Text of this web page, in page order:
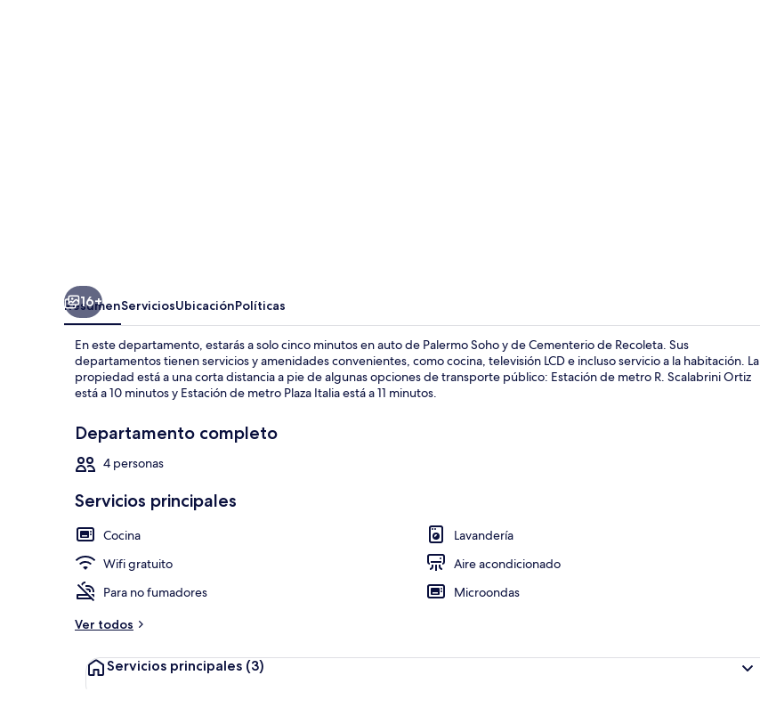
16+
ResumenServiciosUbicaciónPolíticas
En este departamento, estarás a solo cinco minutos en auto de Palermo Soho y de Cementerio de Recoleta. Sus
departamentos tienen servicios y amenidades convenientes, como cocina, televisión LCD e incluso servicio a la habitación. La
propiedad está a una corta distancia a pie de algunas opciones de transporte público: Estación de metro R. Scalabrini Ortiz
está a 10 minutos y Estación de metro Plaza Italia está a 11 minutos.
Departamento completo
4 personas
Servicios principales
Cocina
Lavandería
Wifi gratuito
Aire acondicionado
Para no fumadores
Microondas
Ver todos
Servicios principales (3)